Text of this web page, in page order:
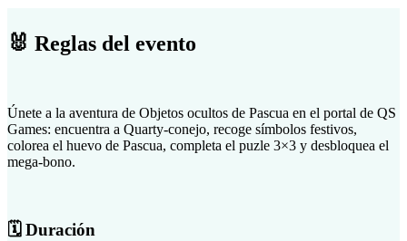
🐰 Reglas del evento
Únete a la aventura de Objetos ocultos de Pascua en el portal de QS
Games: encuentra a Quarty-conejo, recoge símbolos festivos,
colorea el huevo de Pascua, completa el puzle 3×3 y desbloquea el
mega-bono.
🗓 Duración